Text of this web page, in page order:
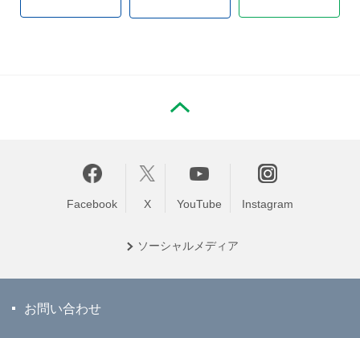
Facebook X YouTube Instagram
ソーシャル メディア
お問い合わせ